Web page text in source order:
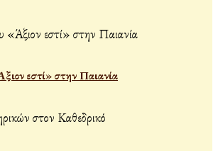
εστί» στην Παιανία